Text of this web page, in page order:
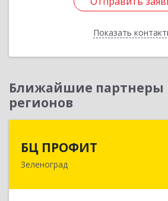
ПоказатьНазад
Ближайшие партнеры
регионов
БЦ ПРОФИТ
Зеленоград124482, Москва г,